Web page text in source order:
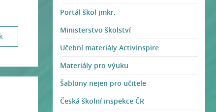
Portál škol jmkr.
Ministerstvo školství
Učební materiály ActivInspire
Materiály pro výuku
Šablony nejen pro učitele
Česká školní inspekce ČR